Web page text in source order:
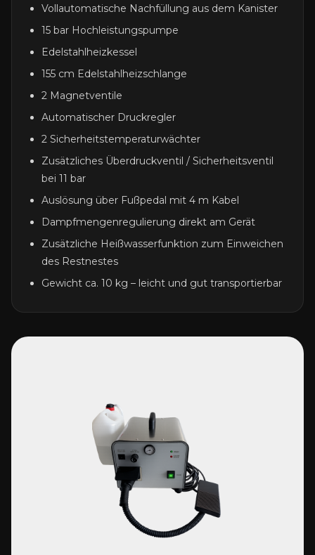
Vollautomatische Nachfüllung aus dem Kanister
15 bar Hochleistungspumpe
Edelstahlheizkessel
155 cm Edelstahlheizschlange
2 Magnetventile
Automatischer Druckregler
2 Sicherheitstemperaturwächter
Zusätzliches Überdruckventil / Sicherheitsventil
bei 11 bar
Auslösung über Fußpedal mit 4 m Kabel
Dampfmengenregulierung direkt am Gerät
Zusätzliche Heißwasserfunktion zum Einweichen
des Restnestes
Gewicht ca. 10 kg – leicht und gut transportierbar